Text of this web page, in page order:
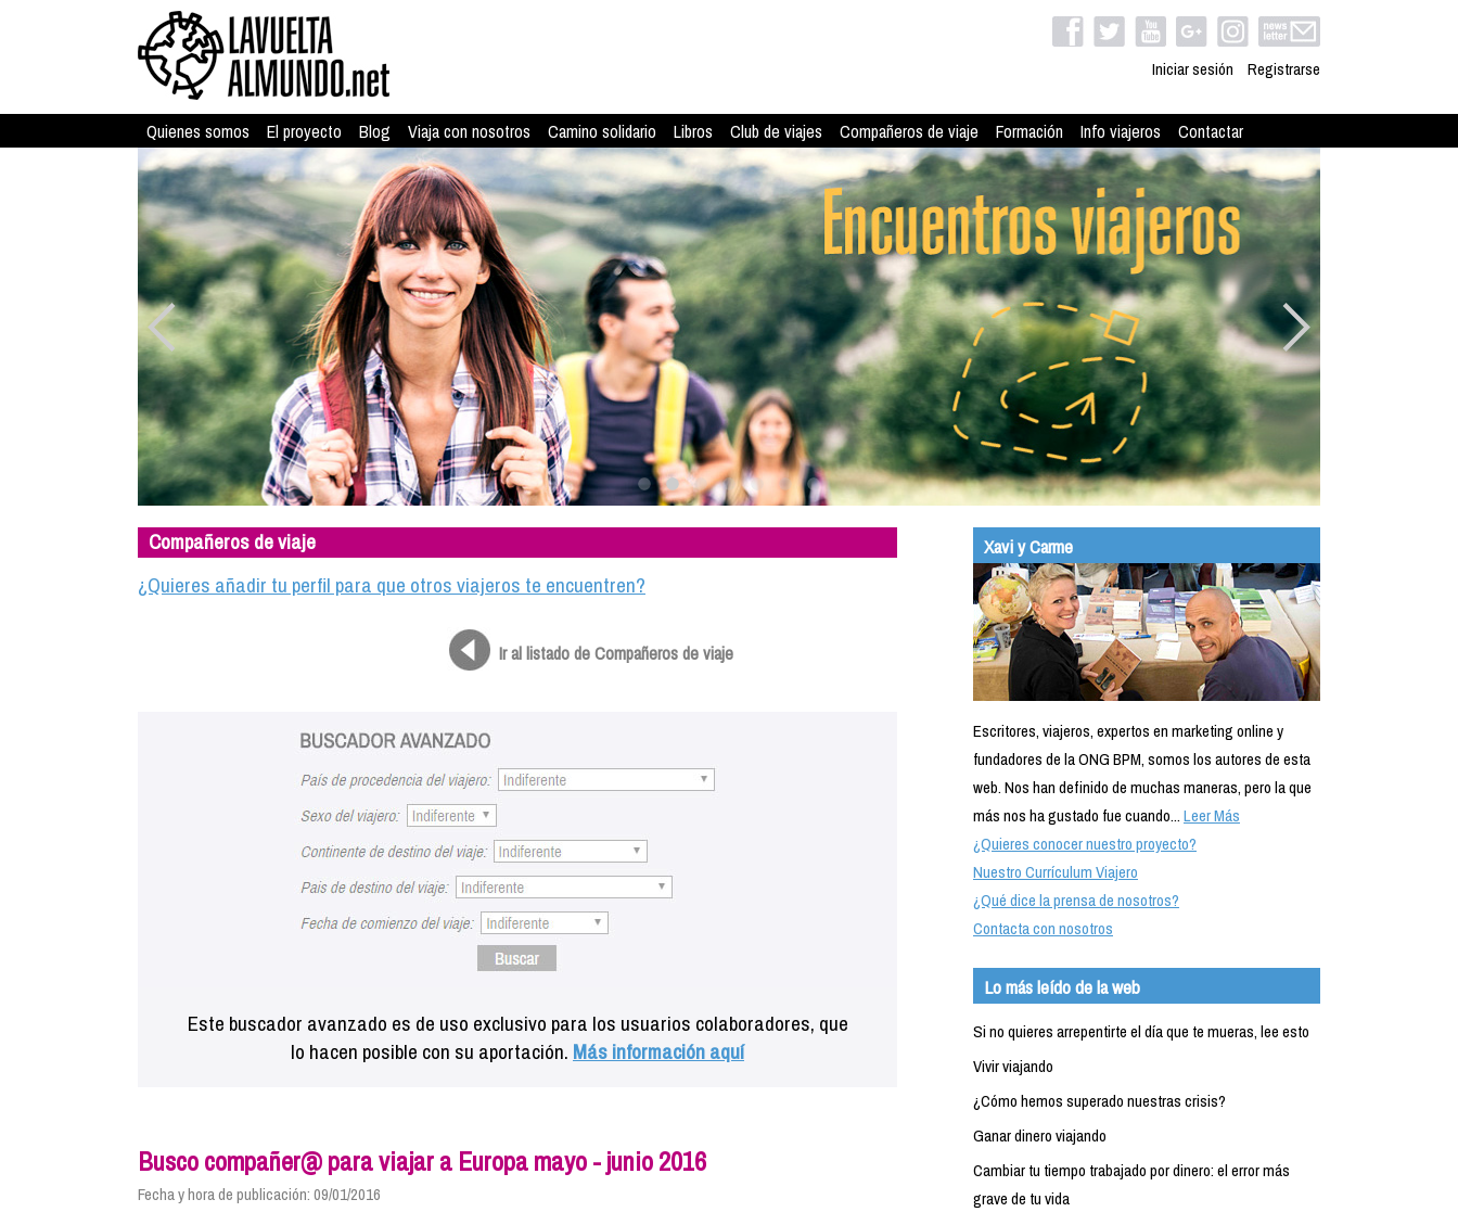
Iniciar sesión Registrarse
Quienes somos El proyecto Blog Viaja con nosotros Camino solidario Libros Club de viajes Compañeros de viaje Formación Info viajeros Contactar
Compañeros de viaje
¿Quieres añadir tu perfil para que otros viajeros te encuentren?
Ir al listado de Compañeros de viaje
Este buscador avanzado es de uso exclusivo para los usuarios colaboradores, que
lo hacen posible con su aportación. Más información aquí
Busco compañer@ para viajar a Europa mayo - junio 2016
Fecha y hora de publicación: 09/01/2016
Xavi y Carme
Escritores, viajeros, expertos en marketing online y
fundadores de la ONG BPM, somos los autores de esta
web. Nos han definido de muchas maneras, pero la que
más nos ha gustado fue cuando...Leer Más
¿Quieres conocer nuestro proyecto?
Nuestro Currículum Viajero
¿Qué dice la prensa de nosotros?
Contacta con nosotros
Lo más leído de la web
Si no quieres arrepentirte el día que te mueras, lee esto
Vivir viajando
¿Cómo hemos superado nuestras crisis?
Ganar dinero viajando
Cambiar tu tiempo trabajado por dinero: el error más
grave de tu vida